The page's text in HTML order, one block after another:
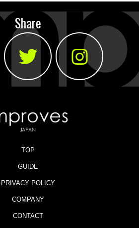
Share
TOP
GUIDE
PRIVACY POLICY
COMPANY
CONTACT